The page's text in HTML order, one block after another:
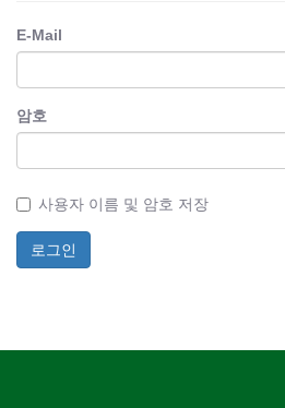
E-Mail
암호
사용자 이름 및 암호 저장